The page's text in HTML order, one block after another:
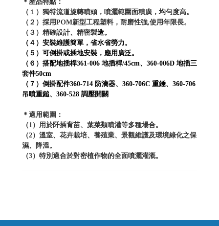
＊產品特點：
（ １ ） 獨特流道旋轉噴頭，噴灑範圍面積廣，均勻度高。
（２）採用POM新型工程塑料，耐磨性強,使用年限長。
（３）精確設計、精密製造。
（４）安裝維護簡單，省水省勞力。
（５）可倒掛或插地安裝，應用廣泛。
（６ ）搭配地插桿361-006 地插桿/45cm、360-006D 地插三
套件50cm
（ ７ ）倒掛配件360-714 防滴器、360-706C 重錘、360-706
吊噴重鎚、360-528 調壓開關
＊適用範圍：
（1）用於阡插育苗、葉菜類噴灌等多種場合。
（2）溫室、花卉栽培、養殖業、景觀維護及環境綠化之保
濕、降溫。
（3）特別適合於對密植作物的全面噴灑灌溉。